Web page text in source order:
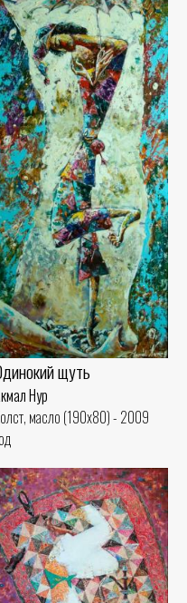
щуть
Нур
масло (190x80) - 2009